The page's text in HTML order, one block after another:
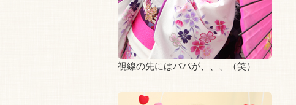
視線の先にはパパが、、、（笑）